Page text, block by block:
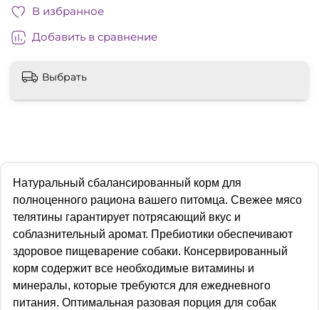
В избранное
Добавить в сравнение
Выбрать
Натуральный сбалансированный корм для
полноценного рациона вашего питомца. Свежее мясо
телятины гарантирует потрясающий вкус и
соблазнительный аромат. Пребиотики обеспечивают
здоровое пищеварение собаки. Консервированный
корм содержит все необходимые витамины и
минералы, которые требуются для ежедневного
питания. Оптимальная разовая порция для собак